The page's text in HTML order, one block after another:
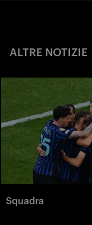
ALTRE NOTIZIE
Squadra